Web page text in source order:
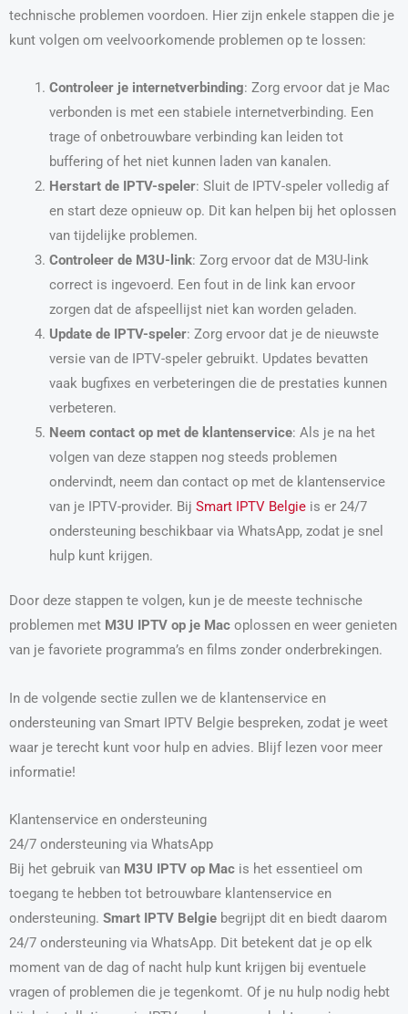
technische problemen voordoen. Hier zijn enkele stappen die je
kunt volgen om veelvoorkomende problemen op te lossen:
Controleer je internetverbinding: Zorg ervoor dat je Mac
verbonden is met een stabiele internetverbinding. Een
trage of onbetrouwbare verbinding kan leiden tot
buffering of het niet kunnen laden van kanalen.
Herstart de IPTV-speler: Sluit de IPTV-speler volledig af
en start deze opnieuw op. Dit kan helpen bij het oplossen
van tijdelijke problemen.
Controleer de M3U-link: Zorg ervoor dat de M3U-link
correct is ingevoerd. Een fout in de link kan ervoor
zorgen dat de afspeellijst niet kan worden geladen.
Update de IPTV-speler: Zorg ervoor dat je de nieuwste
versie van de IPTV-speler gebruikt. Updates bevatten
vaak bugfixes en verbeteringen die de prestaties kunnen
verbeteren.
Neem contact op met de klantenservice: Als je na het
volgen van deze stappen nog steeds problemen
ondervindt, neem dan contact op met de klantenservice
van je IPTV-provider. Bij Smart IPTV Belgieis er 24/7
ondersteuning beschikbaar via WhatsApp, zodat je snel
hulp kunt krijgen.
Door deze stappen te volgen, kun je de meeste technische
problemen met M3U IPTV op je Mac oplossen en weer genieten
van je favoriete programma’s en films zonder onderbrekingen.
In de volgende sectie zullen we de klantenservice en
ondersteuning van Smart IPTV Belgie bespreken, zodat je weet
waar je terecht kunt voor hulp en advies. Blijf lezen voor meer
informatie!
Klantenservice en ondersteuning
24/7 ondersteuning via WhatsApp
Bij het gebruik van M3U IPTV op Mac is het essentieel om
toegang te hebben tot betrouwbare klantenservice en
ondersteuning. Smart IPTV Belgie begrijpt dit en biedt daarom
24/7 ondersteuning via WhatsApp. Dit betekent dat je op elk
moment van de dag of nacht hulp kunt krijgen bij eventuele
vragen of problemen die je tegenkomt. Of je nu hulp nodig hebt